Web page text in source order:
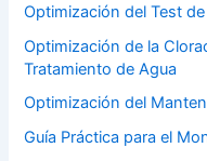
Optimización del Test
Optimización de la
Tratamiento de Agua
Optimización del
Guía Práctica para el